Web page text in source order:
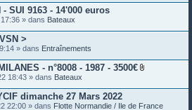
è
c
e
s
o
e
s
- SUI 9163 - 14'000 euros
» dans Bateaux
>
» dans Entraînements
- n°8008 - 1987 - 3500€
è
e
18:43 » dans Bateaux
dimanche 27 Mars 2022
22:00 » dans Flotte Normandie / Ile de France